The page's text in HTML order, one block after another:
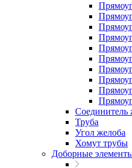
Соединитель
Труба
Угол желоба
Хомут трубы
Доборные